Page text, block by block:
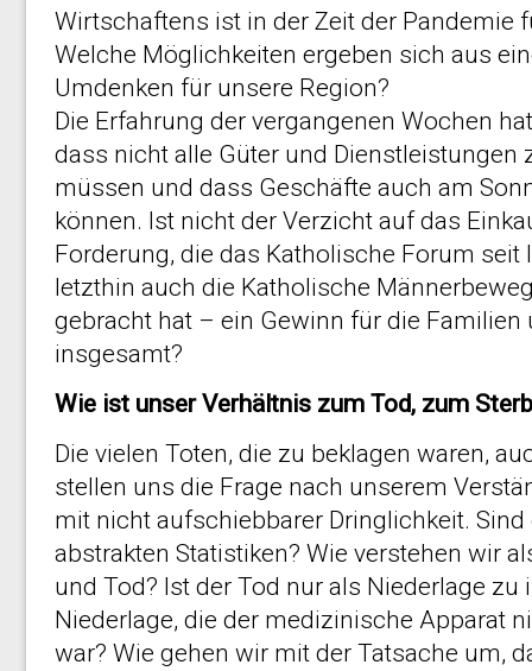
Wirtschaftens ist in der Zeit der Pandemie
Welche Möglichkeiten ergeben sich aus
Umdenken für unsere Region?
Die Erfahrung der vergangenen Wochen
dass nicht alle Güter und Dienstleistungen
müssen und dass Geschäfte auch am
können. Ist nicht der Verzicht auf das
Forderung, die das Katholische Forum seit
letzthin auch die Katholische
gebracht hat – ein Gewinn für die
insgesamt?
Wie ist unser Verhältnis zum Tod, zum
Die vielen Toten, die zu beklagen waren,
stellen uns die Frage nach unserem
mit nicht aufschiebbarer Dringlichkeit.
abstrakten Statistiken? Wie verstehen wir
und Tod? Ist der Tod nur als Niederlage zu
Niederlage, die der medizinische Apparat
war? Wie gehen wir mit der Tatsache um,